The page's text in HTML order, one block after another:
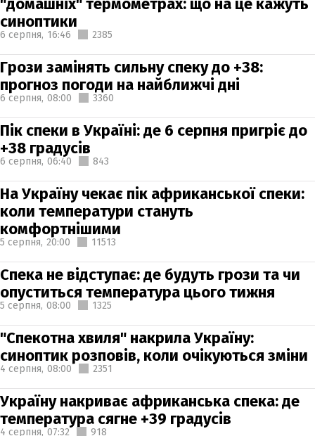
синоптики
6 серпня, 16:46 2385
Грози замінять сильну спеку до +38:
прогноз погоди на найближчі дні
6 серпня, 08:00 3360
Пік спеки в Україні: де 6 серпня пригріє до
+38 градусів
6 серпня, 06:40 843
На Україну чекає пік африканської спеки:
коли температури стануть
комфортнішими
5 серпня, 20:00 11513
Спека не відступає: де будуть грози та чи
опуститься температура цього тижня
5 серпня, 08:00 1325
"Спекотна хвиля" накрила Україну:
синоптик розповів, коли очікуються зміни
4 серпня, 08:00 2351
Україну накриває африканська спека: де
температура сягне +39 градусів
4 серпня, 07:32 918